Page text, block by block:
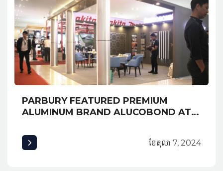
PARBURY FEATURED PREMIUM
ALUMINUM BRAND ALUCOBOND AT
AWARDED MOST CREATIVE BOOTH
ខែ​តុលា 7, 2024